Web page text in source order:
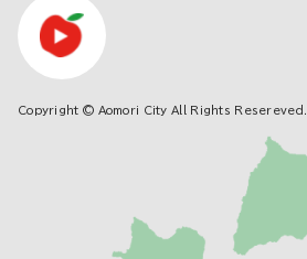
Copyright © Aomori City All Rights Resereved.